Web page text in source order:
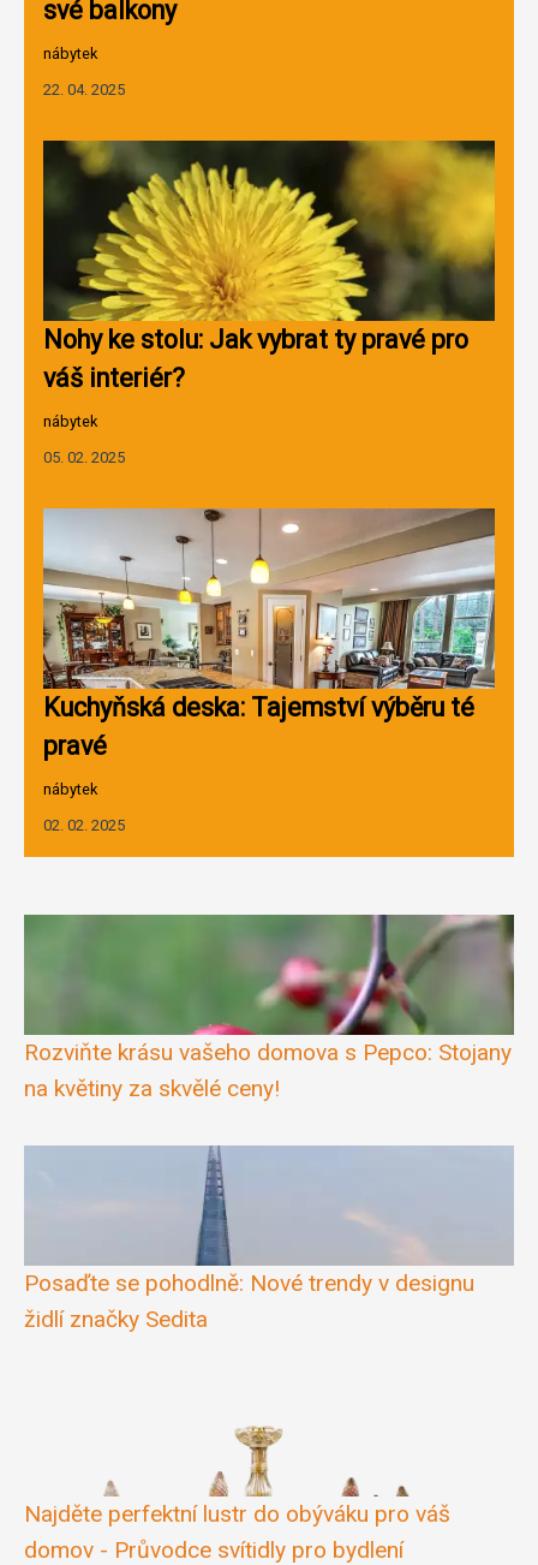
své balkony
nábytek
22. 04. 2025
Nohy ke stolu: Jak vybrat ty pravé pro
váš interiér?
nábytek
05. 02. 2025
Kuchyňská deska: Tajemství výběru té
pravé
nábytek
02. 02. 2025
Rozviňte krásu vašeho domova s Pepco: Stojany
na květiny za skvělé ceny!
Posaďte se pohodlně: Nové trendy v designu
židlí značky Sedita
Najděte perfektní lustr do obýváku pro váš
domov - Průvodce svítidly pro bydlení